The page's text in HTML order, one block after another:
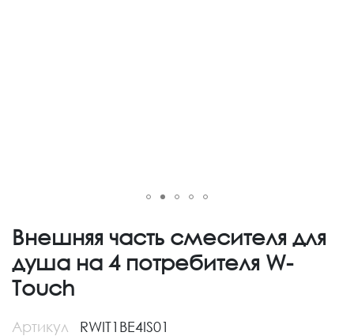
Внешняя часть смесителя для
душа на 4 потребителя W-
Touch
Артикул RWIT1BE4IS01